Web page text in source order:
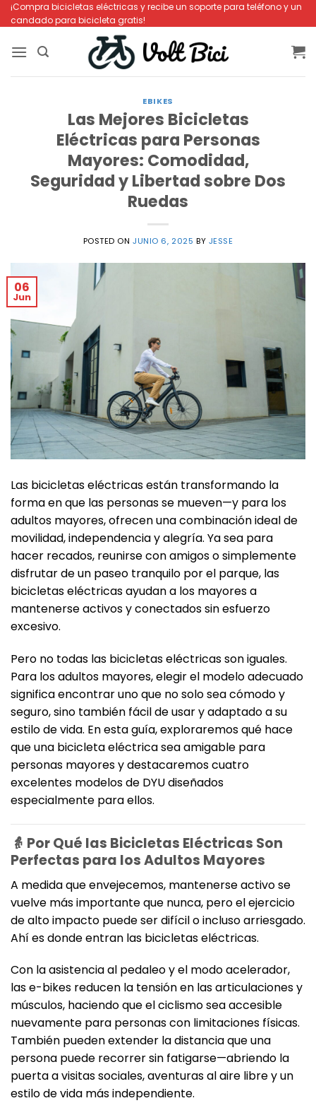
Saltar
al
contenido
¡Compra bicicletas eléctricas y recibe un soporte para teléfono y un
candado para bicicleta gratis!
EBIKES
Las Mejores Bicicletas
Eléctricas para Personas
Mayores: Comodidad,
Seguridad y Libertad sobre Dos
Ruedas
POSTED ONJUNIO 6, 2025 BY JESSE
06
Jun
Las bicicletas eléctricas están transformando la
forma en que las personas se mueven—y para los
adultos mayores, ofrecen una combinación ideal de
movilidad, independencia y alegría. Ya sea para
hacer recados, reunirse con amigos o simplemente
disfrutar de un paseo tranquilo por el parque, las
bicicletas eléctricas ayudan a los mayores a
mantenerse activos y conectados sin esfuerzo
excesivo.
Pero no todas las bicicletas eléctricas son iguales.
Para los adultos mayores, elegir el modelo adecuado
significa encontrar uno que no solo sea cómodo y
seguro, sino también fácil de usar y adaptado a su
estilo de vida. En esta guía, exploraremos qué hace
que una bicicleta eléctrica sea amigable para
personas mayores y destacaremos cuatro
excelentes modelos de DYU diseñados
especialmente para ellos.
👵 Por Qué las Bicicletas Eléctricas Son
Perfectas para los Adultos Mayores
A medida que envejecemos, mantenerse activo se
vuelve más importante que nunca, pero el ejercicio
de alto impacto puede ser difícil o incluso arriesgado.
Ahí es donde entran las bicicletas eléctricas.
Con la asistencia al pedaleo y el modo acelerador,
las e-bikes reducen la tensión en las articulaciones y
músculos, haciendo que el ciclismo sea accesible
nuevamente para personas con limitaciones físicas.
También pueden extender la distancia que una
persona puede recorrer sin fatigarse—abriendo la
puerta a visitas sociales, aventuras al aire libre y un
estilo de vida más independiente.